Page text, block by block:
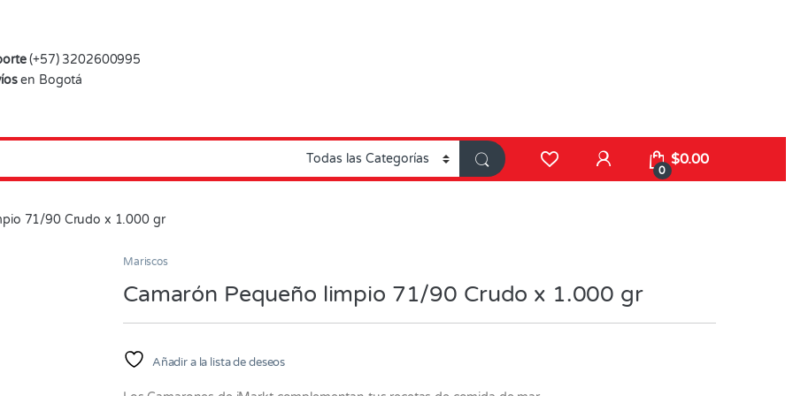
(+57) 3202600995
en Bogotá
0
$0.00
71/90 Crudo x 1.000 gr
Mariscos
Camarón Pequeño limpio 71/90 Crudo x 1.000 gr
Añadir a la lista de deseos